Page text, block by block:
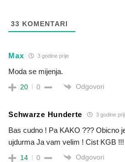
33 KOMENTARI
Max 3 godine prije
Moda se mijenja.
20 0 Odgovori
Schwarze Hunderte 3 godine
Bas cudno ! Pa KAKO ??? Obicno
ujdurma Ja vam velim ! Cist KGB !!!
14 0 Odgovori